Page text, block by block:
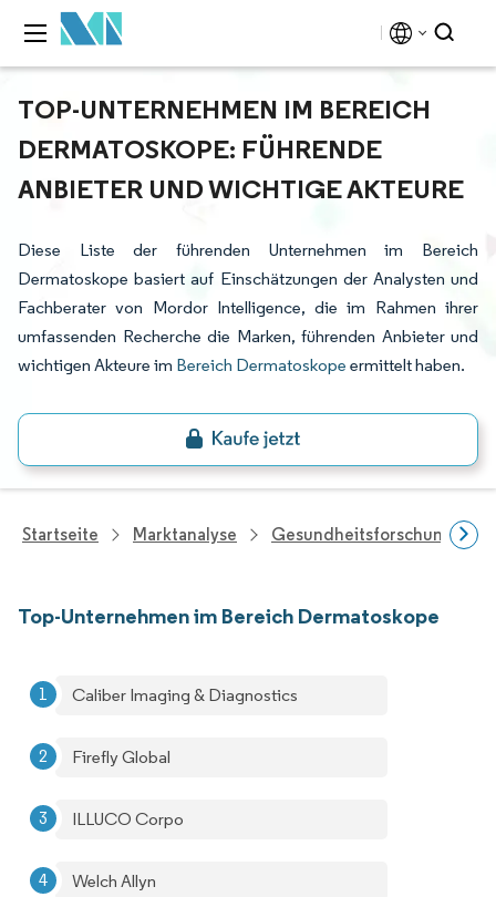
TOP-UNTERNEHMEN IM BEREICH
DERMATOSKOPE: FÜHRENDE
ANBIETER UND WICHTIGE AKTEURE
Diese Liste der führenden Unternehmen im Bereich
Dermatoskope basiert auf Einschätzungen der Analysten und
Fachberater von Mordor Intelligence, die im Rahmen ihrer
umfassenden Recherche die Marken, führenden Anbieter und
wichtigen Akteure im Bereich Dermatoskope ermittelt haben.
Startseite Marktanalyse Gesundheitsforschung
Top-Unternehmen im Bereich Dermatoskope
Caliber Imaging & Diagnostics
Firefly Global
ILLUCO Corpo
Welch Allyn